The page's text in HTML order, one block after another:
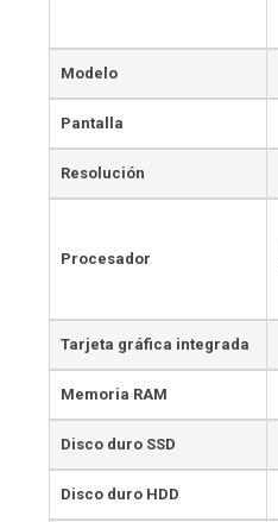
Modelo
Pantalla
Resolución
Procesador
Tarjeta gráfica integrada
Memoria RAM
Disco duro SSD
Disco duro HDD